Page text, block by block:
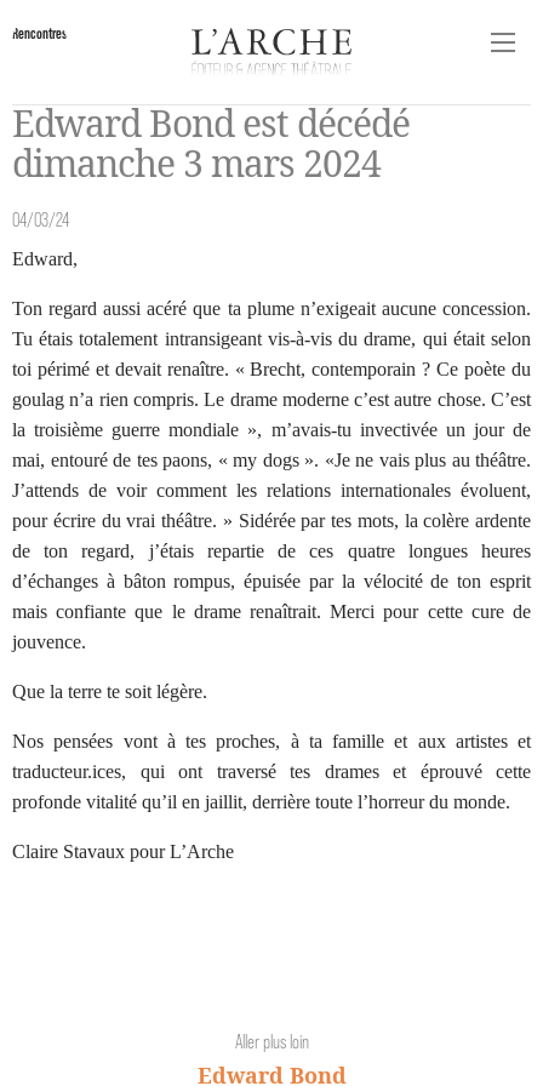
Rencontres
Edward Bond est décédé
dimanche 3 mars 2024
04/03/24
Edward,
Ton regard aussi acéré que ta plume n’exigeait aucune concession.
Tu étais totalement intransigeant vis-à-vis du drame, qui était selon
toi périmé et devait renaître. « Brecht, contemporain ? Ce poète du
goulag n’a rien compris. Le drame moderne c’est autre chose. C’est
la troisième guerre mondiale », m’avais-tu invectivée un jour de
mai, entouré de tes paons, « my dogs ». «Je ne vais plus au théâtre.
J’attends de voir comment les relations internationales évoluent,
pour écrire du vrai théâtre. » Sidérée par tes mots, la colère ardente
de ton regard, j’étais repartie de ces quatre longues heures
d’échanges à bâton rompus, épuisée par la vélocité de ton esprit
mais confiante que le drame renaîtrait. Merci pour cette cure de
jouvence.
Que la terre te soit légère.
Nos pensées vont à tes proches, à ta famille et aux artistes et
traducteur.ices, qui ont traversé tes drames et éprouvé cette
profonde vitalité qu’il en jaillit, derrière toute l’horreur du monde.
Claire Stavaux pour L’Arche
Aller plus loin
Edward Bond